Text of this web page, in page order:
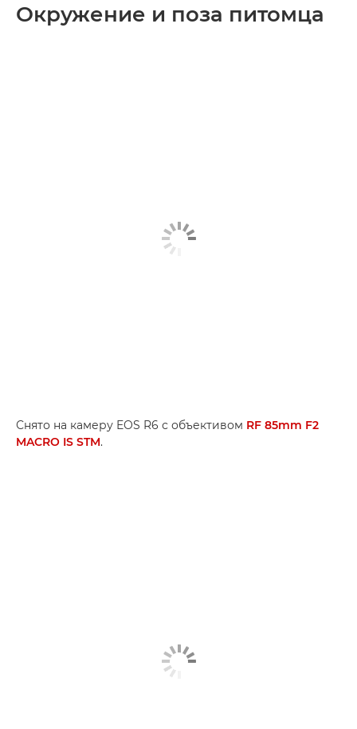
Окружение и поза питомца
Снято на камеру EOS R6 с объективом RF 85mm F2
MACRO IS STM.